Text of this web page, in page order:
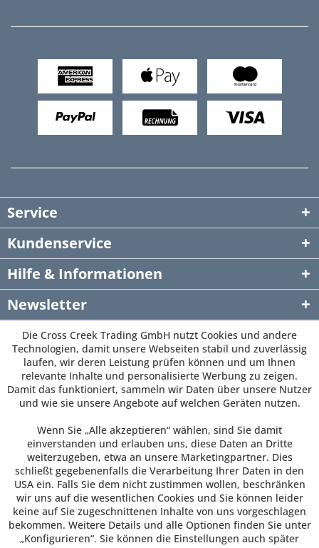
Service
Kundenservice
Hilfe & Informationen
Newsletter
Die Cross Creek Trading GmbH nutzt Cookies und andere
Technologien, damit unsere Webseiten stabil und zuverlässig
laufen, wir deren Leistung prüfen können und um Ihnen
relevante Inhalte und personalisierte Werbung zu zeigen.
Damit das funktioniert, sammeln wir Daten über unsere Nutzer
und wie sie unsere Angebote auf welchen Geräten nutzen.
Wenn Sie „Alle akzeptieren“ wählen, sind Sie damit
einverstanden und erlauben uns, diese Daten an Dritte
weiterzugeben, etwa an unsere Marketingpartner. Dies
schließt gegebenenfalls die Verarbeitung Ihrer Daten in den
USA ein. Falls Sie dem nicht zustimmen wollen, beschränken
wir uns auf die wesentlichen Cookies und Sie können leider
keine auf Sie zugeschnittenen Inhalte von uns vorgeschlagen
bekommen. Weitere Details und alle Optionen finden Sie unter
„Konfigurieren“. Sie können die Einstellungen auch später